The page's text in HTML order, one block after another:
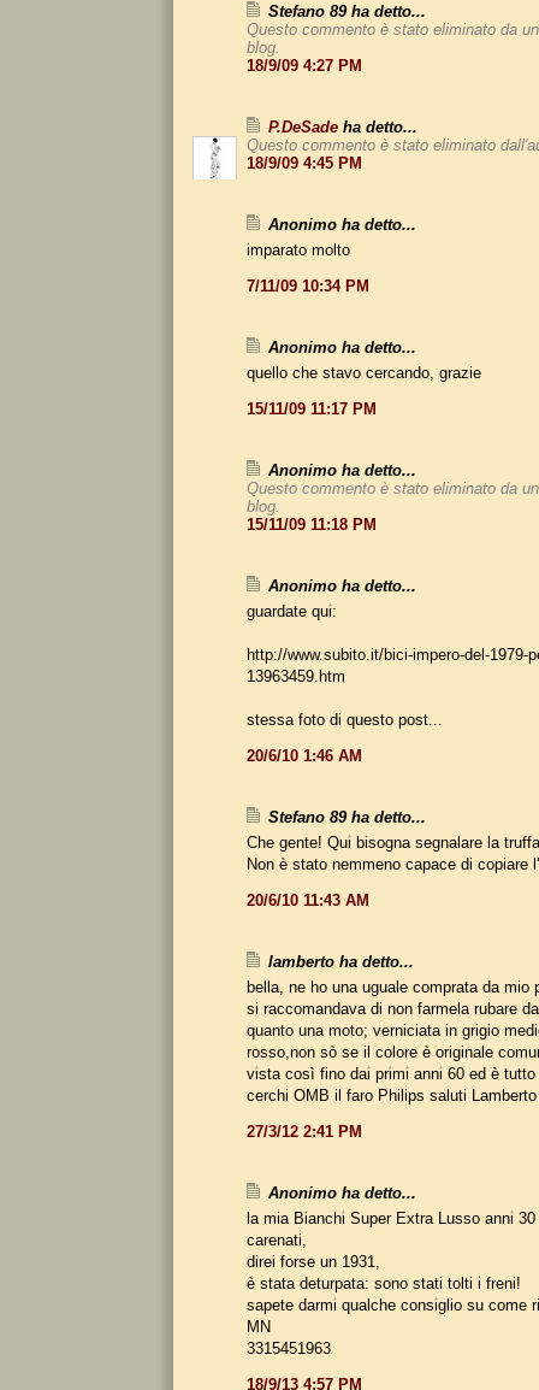
Stefano 89 ha detto...
Questo commento è stato eliminato da
blog.
18/9/09 4:27 PM
P.DeSade ha detto...
Questo commento è stato eliminato
18/9/09 4:45 PM
Anonimo ha detto...
imparato molto
7/11/09 10:34 PM
Anonimo ha detto...
quello che stavo cercando, grazie
15/11/09 11:17 PM
Anonimo ha detto...
Questo commento è stato eliminato da
blog.
15/11/09 11:18 PM
Anonimo ha detto...
guardate qui:
http://www.subito.it/bici-impero-del-1979-
13963459.htm
stessa foto di questo post...
20/6/10 1:46 AM
Stefano 89 ha detto...
Che gente! Qui bisogna segnalare la
Non è stato nemmeno capace di copiare
20/6/10 11:43 AM
lamberto ha detto...
bella, ne ho una uguale comprata da mio
si raccomandava di non farmela rubare
quanto una moto; verniciata in grigio
rosso,non sò se il colore è originale
vista così fino dai primi anni 60 ed è
cerchi OMB il faro Philips saluti
27/3/12 2:41 PM
Anonimo ha detto...
la mia Bianchi Super Extra Lusso anni
carenati,
direi forse un 1931,
è stata deturpata: sono stati tolti i freni!
sapete darmi qualche consiglio su come
MN
3315451963
18/9/13 4:57 PM